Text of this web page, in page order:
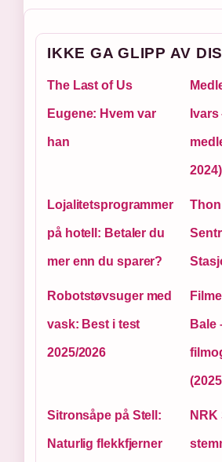
IKKE GA GLIPP AV
The Last of Us
Eugene: Hvem var
han
Ivars
2024)
Lojalitetsprogrammer
på hotell: Betaler du
mer enn du sparer?
Robotstøvsuger med
vask: Best i test
2025/2026
Bale
Sitronsåpe på Stell:
Naturlig flekkfjerner
NRK